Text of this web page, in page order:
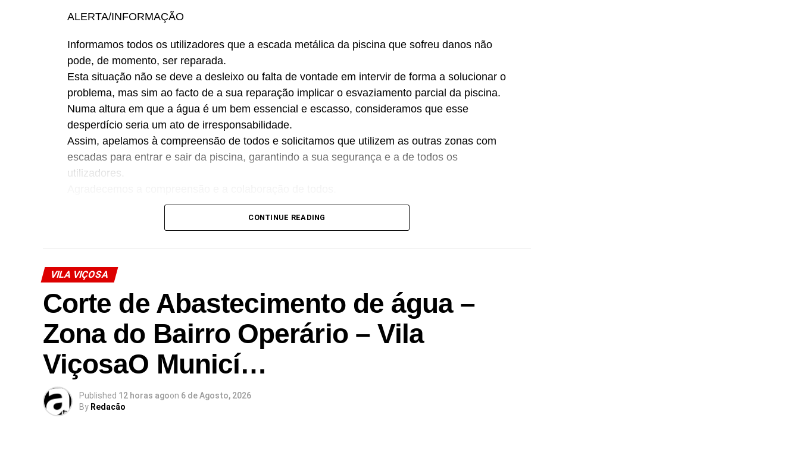
ALERTA/INFORMAÇÃO
Informamos todos os utilizadores que a escada metálica da piscina que sofreu danos não
pode, de momento, ser reparada.
Esta situação não se deve a desleixo ou falta de vontade em intervir de forma a solucionar o
problema, mas sim ao facto de a sua reparação implicar o esvaziamento parcial da piscina.
Numa altura em que a água é um bem essencial e escasso, consideramos que esse
desperdício seria um ato de irresponsabilidade.
Assim, apelamos à compreensão de todos e solicitamos que utilizem as outras zonas com
escadas para entrar e sair da piscina, garantindo a sua segurança e a de todos os
utilizadores.
Facebook
Mastodon
CONTINUE READING
VILA VIÇOSA
Corte de Abastecimento de água –
Zona do Bairro Operário – Vila
ViçosaO Municí…
Published 12 horas agoon 6 de Agosto, 2026
By Redacão